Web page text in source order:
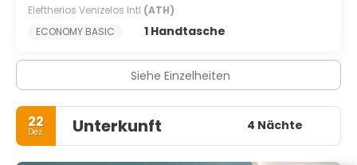
Eleftherios Venizelos Intl (ATH)
ECONOMY BASIC
1 Handtasche
Siehe Einzelheiten
22
Dez. Unterkunft 4 Nächte